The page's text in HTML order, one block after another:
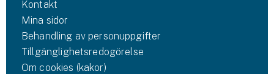
Kontakt
Mina sidor
Behandling av personuppgifter
Tillgänglighetsredogörelse
Om cookies (kakor)